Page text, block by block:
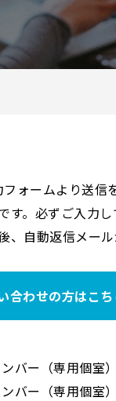
ォームより送信
す。必ずご入力し
、自動返信メール
合わせの方はこち
バー（専用個室
バー（専用個室